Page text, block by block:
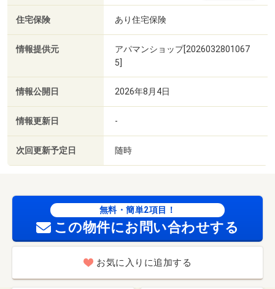
住宅保険 あり住宅保険
情報提供元
アパマンショップ[2026032801067
5]
情報公開日 2026年8月4日
情報更新日 -
次回更新予定日 随時
無料・簡単2項目！
この物件にお問い合わせする
お気に入りに追加する